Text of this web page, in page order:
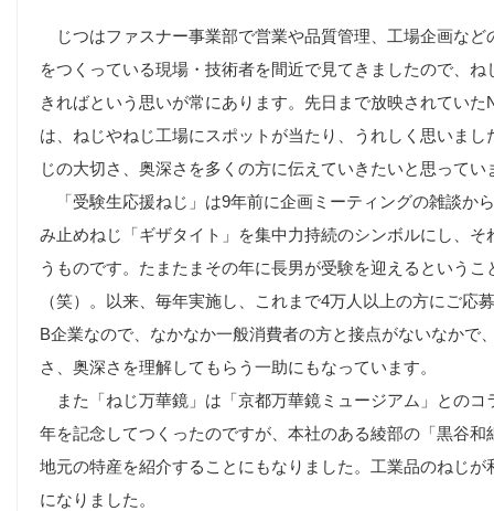
じつはファスナー事業部で営業や品質管理、工場企画など
をつくっている現場・技術者を間近で見てきましたので、
きればという思いが常にあります。先日まで放映されてい
は、ねじやねじ工場にスポットが当たり、うれしく思いま
じの大切さ、奥深さを多くの方に伝えていきたいと思って
「受験生応援ねじ」は9年前に企画ミーティングの雑談か
み止めねじ「ギザタイト」を集中力持続のシンボルにし、
うものです。たまたまその年に長男が受験を迎えるという
（笑）。以来、毎年実施し、これまで4万人以上の方にご応
B企業なので、なかなか一般消費者の方と接点がないなかで
さ、奥深さを理解してもらう一助にもなっています。
また「ねじ万華鏡」は「京都万華鏡ミュージアム」とのコ
年を記念してつくったのですが、本社のある綾部の「黒谷
地元の特産を紹介することにもなりました。工業品のねじ
になりました。